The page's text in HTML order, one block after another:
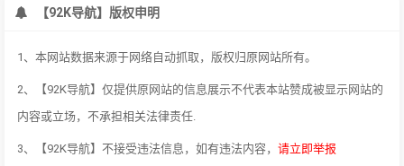
【92K导航】版权申明
1、本网站数据来源于网络自动抓取，版权归原网站所有。
2、【92K导航】仅提供原网站的信息展示不代表本站赞成被显示网站的
内容或立场，不承担相关法律责任.
3、【92K导航】不接受违法信息，如有违法内容， 请立即举报